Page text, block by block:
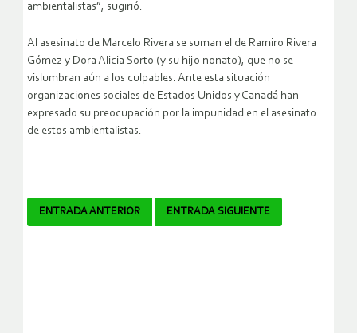
ambientalistas”, sugirió.
Al asesinato de Marcelo Rivera se suman el de Ramiro Rivera
Gómez y Dora Alicia Sorto (y su hijo nonato), que no se
vislumbran aún a los culpables. Ante esta situación
organizaciones sociales de Estados Unidos y Canadá han
expresado su preocupación por la impunidad en el asesinato
de estos ambientalistas.
Navegador
ENTRADA ANTERIOR ENTRADA SIGUIENTE